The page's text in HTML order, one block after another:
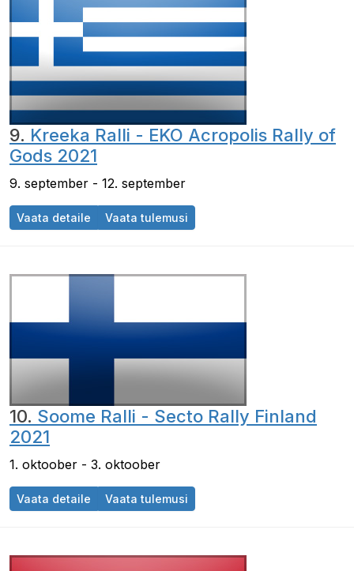
9. Kreeka Ralli - EKO Acropolis Rally of
Gods 2021
9. september - 12. september
Vaata detaile Vaata tulemusi
10. Soome Ralli - Secto Rally Finland
2021
1. oktoober - 3. oktoober
Vaata detaile Vaata tulemusi